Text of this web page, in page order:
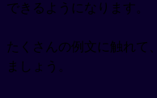
できるようになります。
たくさんの例文に触れて
ましょう。